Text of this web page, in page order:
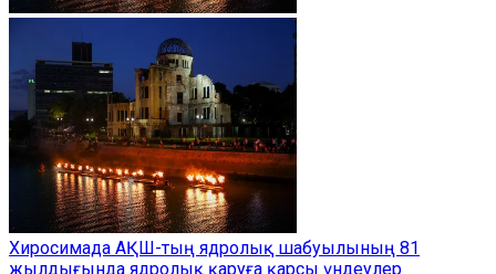
Хиросимада АҚШ-тың ядролық шабуылының 81
жылдығында ядролық қаруға қарсы үндеулер